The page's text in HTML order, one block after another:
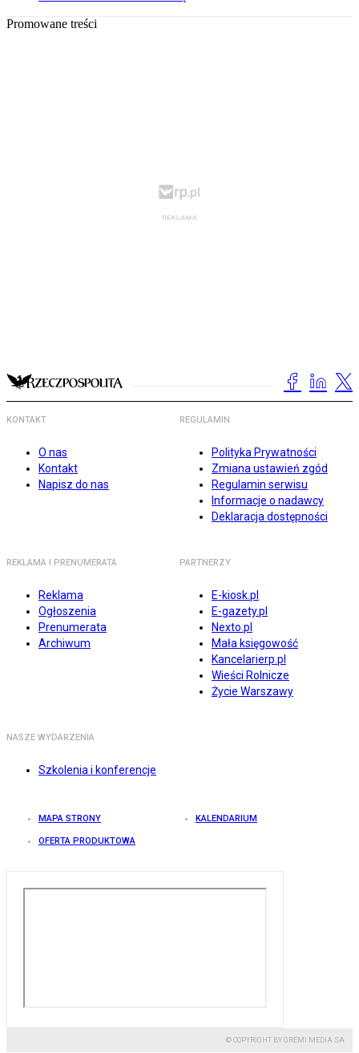
Promowane treści
KONTAKT
O nas
Kontakt
Napisz do nas
REGULAMIN
Polityka Prywatności
Zmiana ustawień zgód
Regulamin serwisu
Informacje o nadawcy
Deklaracja dostępności
REKLAMA I PRENUMERATA
Reklama
Ogłoszenia
Prenumerata
Archiwum
PARTNERZY
E-kiosk.pl
E-gazety.pl
Nexto.pl
Mała księgowość
Kancelarierp.pl
Wieści Rolnicze
Życie Warszawy
NASZE WYDARZENIA
Szkolenia i konferencje
MAPA STRONY KALENDARIUM
OFERTA PRODUKTOWA
© COPYRIGHT BY GREMI MEDIA SA